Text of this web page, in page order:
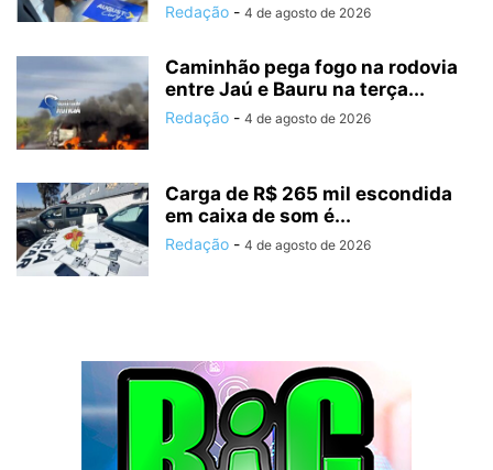
Redação - 4 de agosto de 2026
Caminhão pega fogo na rodovia
entre Jaú e Bauru na terça...
Redação - 4 de agosto de 2026
Carga de R$ 265 mil escondida
em caixa de som é...
Redação - 4 de agosto de 2026